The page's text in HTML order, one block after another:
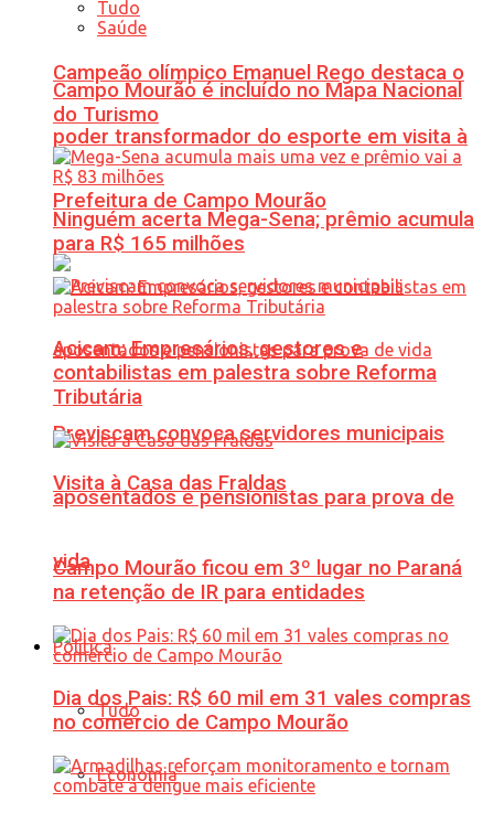
Campeão olímpico Emanuel Rego destaca o
poder transformador do esporte em visita à
Prefeitura de Campo Mourão
Previscam convoca servidores municipais
aposentados e pensionistas para prova de
vida
Política
Tudo
Economia
Tudo
Saúde
Campo Mourão é incluído no Mapa Nacional
do Turismo
Ninguém acerta Mega-Sena; prêmio acumula
para R$ 165 milhões
Acicam: Empresários, gestores e
contabilistas em palestra sobre Reforma
Tributária
Visita à Casa das Fraldas
Campo Mourão ficou em 3º lugar no Paraná
na retenção de IR para entidades
Dia dos Pais: R$ 60 mil em 31 vales compras
no comércio de Campo Mourão